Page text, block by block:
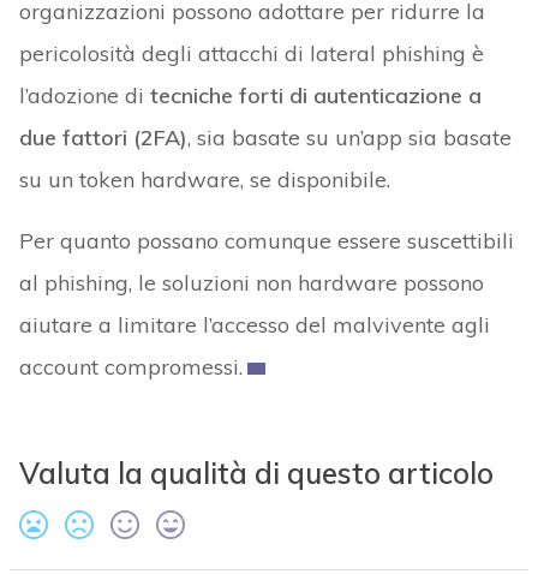
organizzazioni possono adottare per ridurre la
pericolosità degli attacchi di lateral phishing è
l’adozione di tecniche forti di autenticazione a
due fattori (2FA), sia basate su un’app sia basate
su un token hardware, se disponibile.
Per quanto possano comunque essere suscettibili
al phishing, le soluzioni non hardware possono
aiutare a limitare l’accesso del malvivente agli
account compromessi.
Valuta la qualità di questo articolo